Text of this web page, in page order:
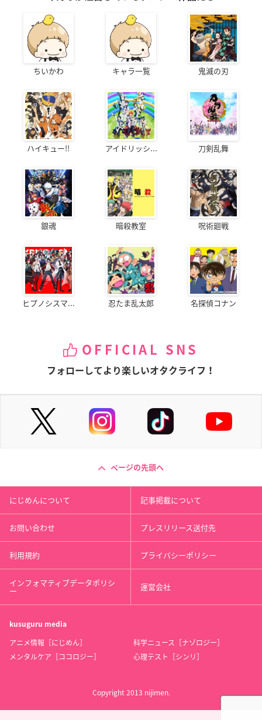
ちいかわ キャラ一覧 鬼滅の刃
ハイキュー!! アイドリッシ... 刀剣乱舞
銀魂 暗殺教室 呪術廻戦
ヒプノシスマ... 忍たま乱太郎 名探偵コナン
OFFICIAL SNS
フォローしてより楽しいオタクライフ！
ページの先頭へ
にじめんについて 記事掲載について
お問い合わせ プレスリリース送付先
利用規約 プライバシーポリシー
インフォマティブデータポリシ
ー 運営会社
kusuguru media
アニメ情報［にじめん］
科学ニュース［ナゾロジー］
メンタルケア［ココロジー］
心理テスト［シンリ］
Copyright 2013 nijimen.